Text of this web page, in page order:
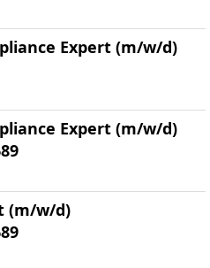
Expert (m/w/d)
Expert (m/w/d)
(m/w/d)